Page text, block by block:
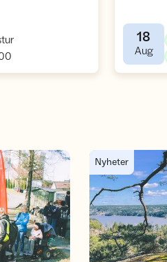
,
18
Aug,
Kjent i Indre
Nyheter